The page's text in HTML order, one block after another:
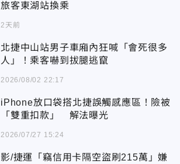
旅客東湖站換乘
2天前
北捷中山站男子車廂內狂喊「會死很多
人」！乘客嚇到拔腿逃竄
2026/08/02 22:17
iPhone放口袋搭北捷誤觸感應區！險被
「雙重扣款」 解法曝光
2026/07/27 15:24
影/捷運「竊信用卡隔空盜刷215萬」嫌